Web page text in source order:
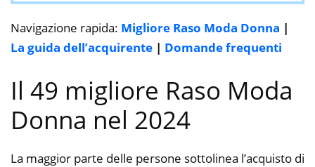
Navigazione rapida: Migliore Raso Moda Donna |
La guida dell’acquirente | Domande frequenti
Il 49 migliore Raso Moda
Donna nel 2024
La maggior parte delle persone sottolinea l’acquisto di